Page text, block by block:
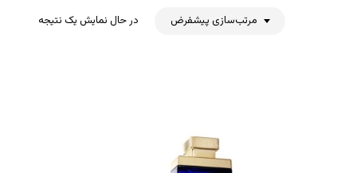
در حال نمایش یک نتیجه مرتب‌سازی پیشفرض